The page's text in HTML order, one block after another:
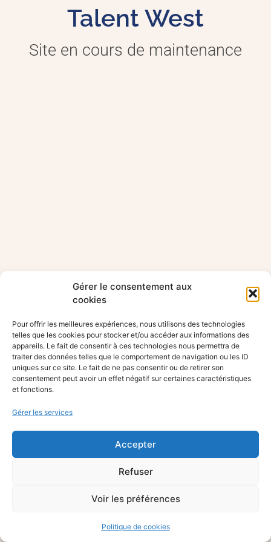
Gérer le consentement aux
cookies
Pour offrir les meilleures expériences, nous utilisons des technologies
telles que les cookies pour stocker et/ou accéder aux informations des
appareils. Le fait de consentir à ces technologies nous permettra de
traiter des données telles que le comportement de navigation ou les ID
uniques sur ce site. Le fait de ne pas consentir ou de retirer son
consentement peut avoir un effet négatif sur certaines caractéristiques
et fonctions.
Gérer les services
Accepter
Refuser
Voir les préférences
Politique de cookies
Talent West
Site en cours de maintenance